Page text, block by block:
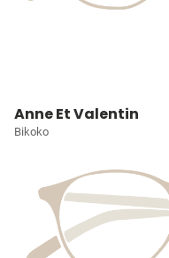
Anne Et Valentin
Bikoko